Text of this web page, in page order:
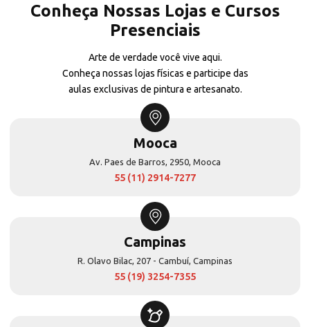
Conheça Nossas Lojas e Cursos
Presenciais
Arte de verdade você vive aqui.
Conheça nossas lojas físicas e participe das
aulas exclusivas de pintura e artesanato.
Mooca
Av. Paes de Barros, 2950, Mooca
55 (11) 2914-7277
Campinas
R. Olavo Bilac, 207 - Cambuí, Campinas
55 (19) 3254-7355